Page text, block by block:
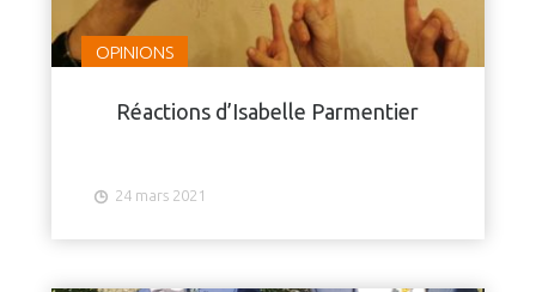
OPINIONS
Réactions d’Isabelle Parmentier
24 mars 2021